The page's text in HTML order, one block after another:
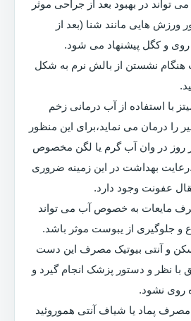
در بهبود بعد از جراحی موثر
ورزش هایی مانند شنا (بعد از
روی و کگل پیشنهاد می شود.
هنگام نشستن از بالش نرم به شکل
با استفاده از آب درمانی زخم
را درمان می نماید،برای این منظور
در روز در وان آب گرم یا لگن مخصوص
بهداشت در این زمینه ضروری
عفونت وجود دارد.
مایعات به خصوص آب می تواند
و جلوگیری از یبوست موثر باشد.
و آنتی بیوتیک مصرف این دست
با نظر و دستور پزشک انجام گیرد و
روی نشود.
مصرف پماد یا شیاف آنتی هموروئید